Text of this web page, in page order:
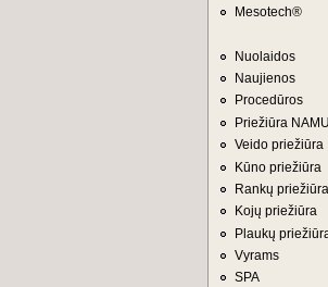
Mesotech®
Nuolaidos
Naujienos
Procedūros
Priežiūra
Veido priežiūra
Kūno priežiūra
Rankų priežiūra
Kojų priežiūra
Plaukų
Vyrams
SPA